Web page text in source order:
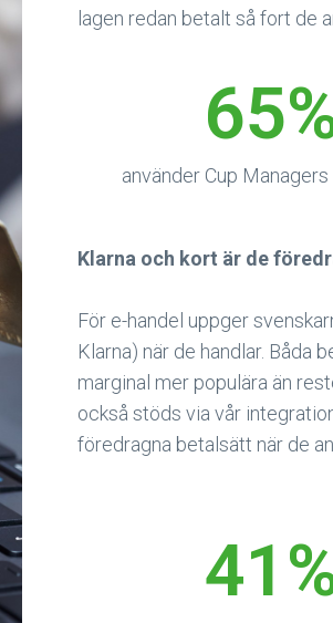
lagen redan betalt så fort de
använder Cup
65
Klarna och kort är de
För e-handel uppger
Klarna) när de handlar. Båda
marginal mer populära än
också stöds via vår
föredragna betalsätt när de
41